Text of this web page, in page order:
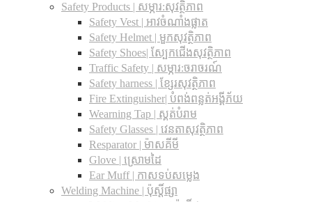
Safety Products | សម្ភារ:សុវត្ថិភាព
Safety Vest | អាវចំណាំងផ្លាត
Safety Helmet | មួកសុវត្ថិភាព
Safety Shoes| ស្បែកជើងសុវត្ថិភាព
Traffic Safety​ | សម្ភារ:ចរាចរណ៍
Safety harness | ខ្សែរសុវត្ថិភាព
Fire Extinguisher| បំពង់ពន្លត់អង្គីភ័យ
Wearning Tap | ស្គត់បំរាម
Safety Glasses | វេនតាសុវត្ថិភាព
Resparator | ម៉ាសគីមី
Glove | ស្រោមដៃ
Ear Muff | កាសទប់សម្លេង
Welding Machine | ប៉ុស្តិ៍ផ្សា